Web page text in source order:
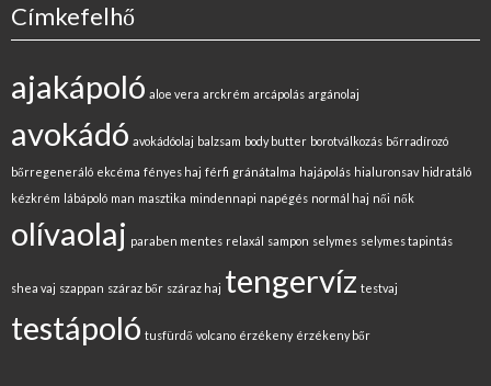
Címkefelhő
ajakápoló aloe vera arckrém arcápolás argánolaj
avokádó avokádóolaj balzsam body butter borotválkozás bőrradírozó
bőrregeneráló ekcéma fényes haj férfi gránátalma hajápolás hialuronsav hidratáló
kézkrém lábápoló man masztika mindennapi napégés normál haj női nők
olívaolaj paraben mentes relaxál sampon selymes selymes tapintás
shea vaj szappan száraz bőr száraz haj tengervíz testvaj
testápoló tusfürdő volcano érzékeny érzékeny bőr